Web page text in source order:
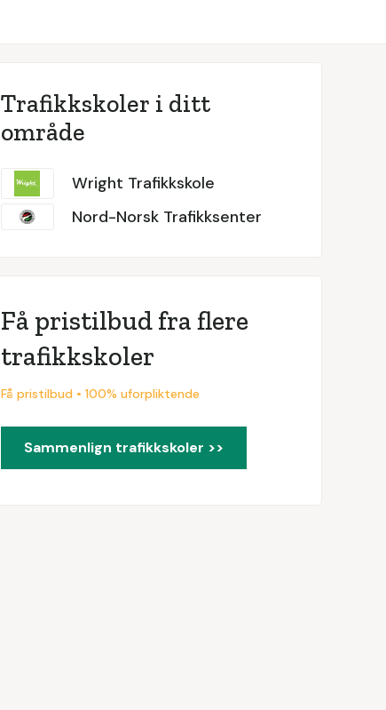
Trafikkskoler i ditt
område
Wright Trafikkskole
Nord-Norsk Trafikksenter
Få pristilbud fra flere
trafikkskoler
Få pristilbud • 100% uforpliktende
Sammenlign trafikkskoler >>